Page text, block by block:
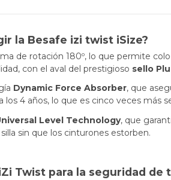
la Besafe izi twist iSize?
de rotación 180º, lo que permite
con el aval del prestigioso sello
Dynamic Force Absorber, que
4 años, lo que es cinco veces más
Level Technology, que
sin que los cinturones estorben.
Twist para la seguridad de